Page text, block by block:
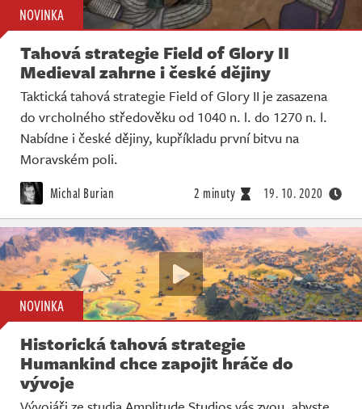
NOVINKA
Tahová strategie Field of Glory II
Medieval zahrne i české dějiny
Taktická tahová strategie Field of Glory II je zasazena
do vrcholného středověku od 1040 n. l. do 1270 n. l.
Nabídne i české dějiny, kupříkladu první bitvu na
Moravském poli.
Michal Burian 2 minuty 19. 10. 2020
NOVINKA
Historická tahová strategie
Humankind chce zapojit hráče do
vývoje